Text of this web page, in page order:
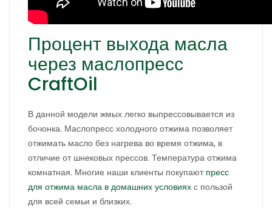
Процент выхода масла
через маслопресс
CraftOil
В данной модели жмых легко выпрессовывается из
бочонка. Маслопресс холодного отжима позволяет
отжимать масло без нагрева во время отжима, в
отличие от шнековых прессов. Температура отжима
комнатная. Многие наши клиенты покупают пресс
для отжима масла в домашних условиях с пользой
для всей семьи и близких.